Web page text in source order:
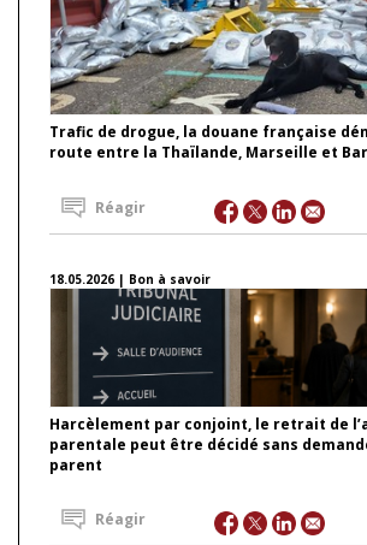
Trafic de drogue, la douane française
route entre la Thaïlande, Marseille et
Réagir
18.05.2026 | Bon à savoir
Harcèlement par conjoint, le retrait de
parentale peut être décidé sans
parent
Réagir